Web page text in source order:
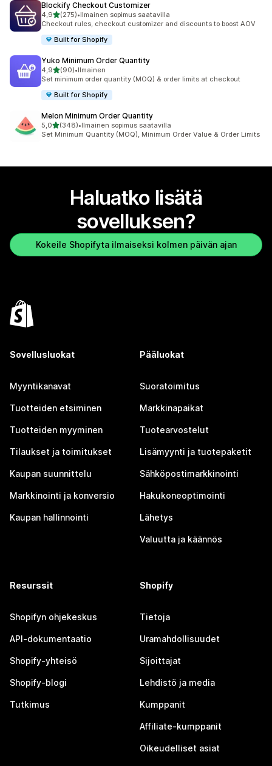
Blockify Checkout Customizer
4,9/ 5 tähteä
(275)
275 arvostelua yhteensä
•Ilmainen sopimus saatavilla
Checkout rules, checkout customizer and discounts to boost AOV
Built for Shopify
Yuko Minimum Order Quantity
4,9/ 5 tähteä
(90)
90 arvostelua yhteensä
•Ilmainen
Set minimum order quantity (MOQ) & order limits at checkout
Built for Shopify
Melon Minimum Order Quantity
5,0/ 5 tähteä
(348)
348 arvostelua yhteensä
•Ilmainen sopimus saatavilla
Set Minimum Quantity (MOQ), Minimum Order Value & Order Limits
Haluatko lisätä
sovelluksen?
Kokeile Shopifyta ilmaiseksi kolmen päivän ajan
Sovellusluokat
Myyntikanavat
Tuotteiden etsiminen
Tuotteiden myyminen
Tilaukset ja toimitukset
Kaupan suunnittelu
Markkinointi ja konversio
Kaupan hallinnointi
Pääluokat
Suoratoimitus
Markkinapaikat
Tuotearvostelut
Lisämyynti ja tuotepaketit
Sähköpostimarkkinointi
Hakukoneoptimointi
Lähetys
Valuutta ja käännös
Resurssit
Shopifyn ohjekeskus
API-dokumentaatio
Shopify-yhteisö
Shopify-blogi
Tutkimus
Shopify
Tietoja
Uramahdollisuudet
Sijoittajat
Lehdistö ja media
Kumppanit
Affiliate-kumppanit
Oikeudelliset asiat